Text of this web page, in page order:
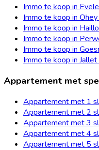
Immo te koop in
Immo te koop in
Immo te koop in
Immo te koop in
Immo te koop in
Immo te koop in
Appartement met
Appartement met 1
Appartement met 2
Appartement met 3
Appartement met 4
Appartement met 5